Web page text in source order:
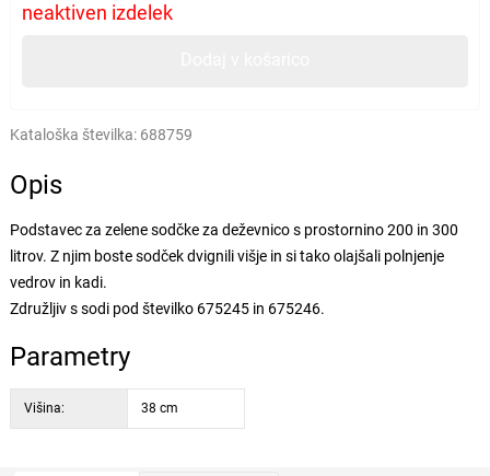
neaktiven izdelek
Kataloška številka: 688759
Opis
Podstavec za zelene sodčke za deževnico s prostornino 200 in 300
litrov. Z njim boste sodček dvignili višje in si tako olajšali polnjenje
vedrov in kadi.
Združljiv s sodi pod številko 675245 in 675246.
Parametry
Višina: 38 cm